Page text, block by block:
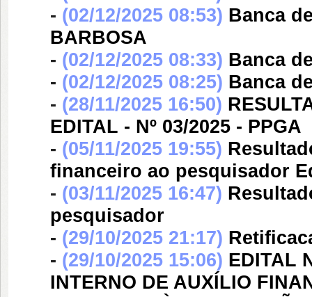
- (02/12/2025 08:53) Banca
BARBOSA
- (02/12/2025 08:33) Banca
- (02/12/2025 08:25) Banca
- (28/11/2025 16:50)
EDITAL - Nº 03/2025 - PPGA
- (05/11/2025 19:55)
financeiro ao pesquisador
- (03/11/2025 16:47)
pesquisador
- (29/10/2025 21:17)
- (29/10/2025 15:06) EDITAL
INTERNO DE AUXÍLIO